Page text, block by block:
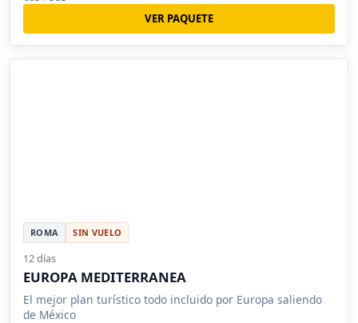
VER PAQUETE
ROMA SIN VUELO
12 días
EUROPA MEDITERRANEA
El mejor plan turístico todo incluido por Europa saliendo
de México